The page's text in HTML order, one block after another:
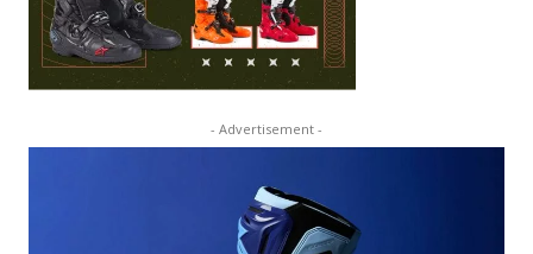
- Advertisement -